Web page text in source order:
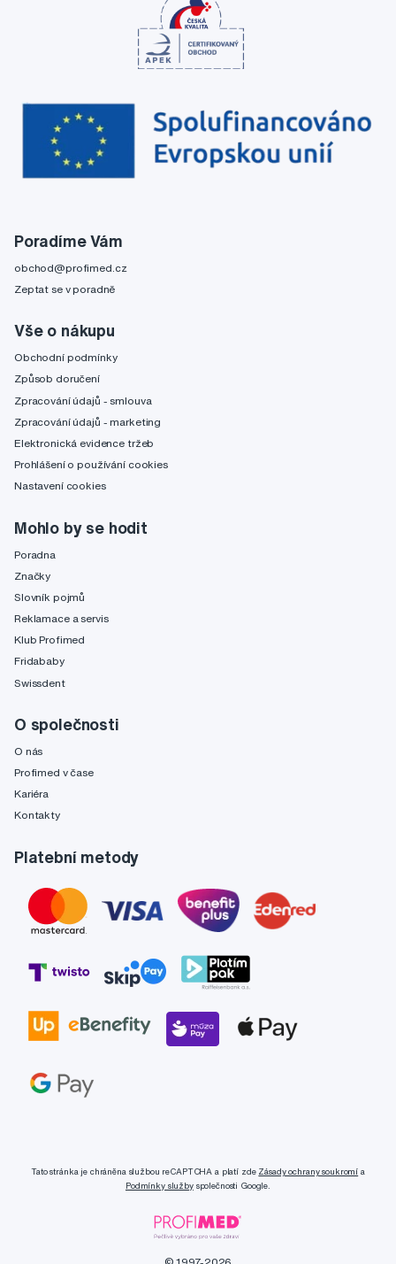
Poradíme Vám
obchod@profimed.cz
Zeptat se v poradně
Vše o nákupu
Obchodní podmínky
Způsob doručení
Zpracování údajů - smlouva
Zpracování údajů - marketing
Elektronická evidence tržeb
Prohlášení o používání cookies
Nastavení cookies
Mohlo by se hodit
Poradna
Značky
Slovník pojmů
Reklamace a servis
Klub Profimed
Fridababy
Swissdent
O společnosti
O nás
Profimed v čase
Kariéra
Kontakty
Platební metody
Tato stránka je chráněna službou reCAPTCHA a platí zde Zásady ochrany soukromí a
Podmínky službyspolečnosti Google.
© 1997-2026